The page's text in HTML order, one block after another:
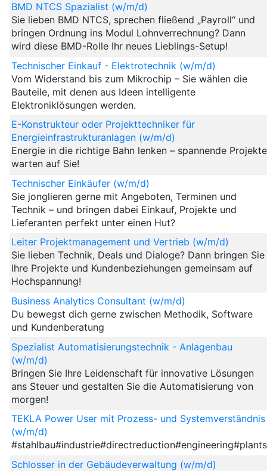
BMD NTCS Spazialist (w/m/d)
Sie lieben BMD NTCS, sprechen fließend „Payroll“ und
bringen Ordnung ins Modul Lohnverrechnung? Dann
wird diese BMD-Rolle Ihr neues Lieblings-Setup!
Technischer Einkauf - Elektrotechnik (w/m/d)
Vom Widerstand bis zum Mikrochip – Sie wählen die
Bauteile, mit denen aus Ideen intelligente
Elektroniklösungen werden.
E-Konstrukteur oder Projekttechniker für
Energieinfrastrukturanlagen (w/m/d)
Energie in die richtige Bahn lenken – spannende Projekte
warten auf Sie!
Technischer Einkäufer (w/m/d)
Sie jonglieren gerne mit Angeboten, Terminen und
Technik – und bringen dabei Einkauf, Projekte und
Lieferanten perfekt unter einen Hut?
Leiter Projektmanagement und Vertrieb (w/m/d)
Sie lieben Technik, Deals und Dialoge? Dann bringen Sie
Ihre Projekte und Kundenbeziehungen gemeinsam auf
Hochspannung!
Business Analytics Consultant (w/m/d)
Du bewegst dich gerne zwischen Methodik, Software
und Kundenberatung
Spezialist Automatisierungstechnik - Anlagenbau
(w/m/d)
Bringen Sie Ihre Leidenschaft für innovative Lösungen
ans Steuer und gestalten Sie die Automatisierung von
morgen!
TEKLA Power User mit Prozess- und Systemverständnis
(w/m/d)
#stahlbau#industrie#directreduction#engineering#plants
Schlosser in der Gebäudeverwaltung (w/m/d)